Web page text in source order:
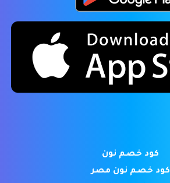
كود خصم نون
كود خصم نون مصر